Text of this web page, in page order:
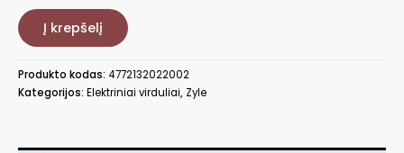
Elektrinis
virdulys
Zyle
1,7
l
Į krepšelį
Produkto kodas: 4772132022002
Kategorijos: Elektriniai virduliai, Zyle